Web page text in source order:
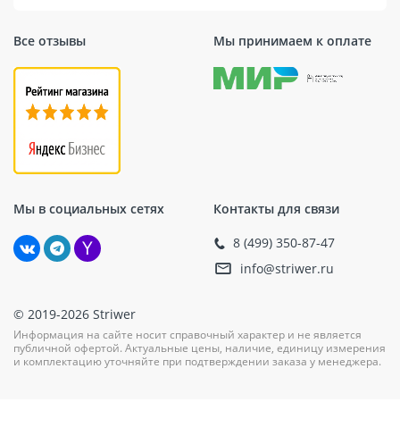
Все отзывы Мы принимаем к оплате
Мы в социальных сетях Контакты для связи
8 (499) 350-87-47
info@striwer.ru
© 2019-2026 Striwer
Информация на сайте носит справочный характер и не является
публичной офертой. Актуальные цены, наличие, единицу измерения
и комплектацию уточняйте при подтверждении заказа у менеджера.